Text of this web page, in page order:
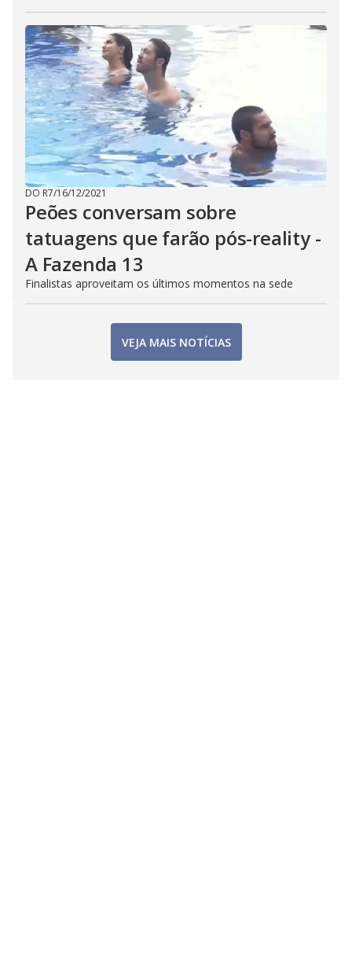
DO R7/16/12/2021
Peões conversam sobre
tatuagens que farão pós-reality -
A Fazenda 13
Finalistas aproveitam os últimos momentos na sede
VEJA MAIS NOTÍCIAS